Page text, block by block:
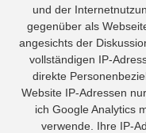
und der
gegenüber als
angesichts der
vollständigen IP-
direkte
Website IP-Adressen
ich Google Analytics
verwende. Ihre IP-